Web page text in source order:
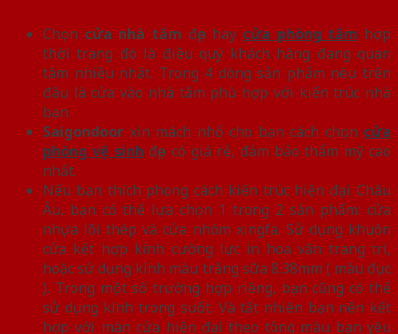
Chọn cửa nhà tắm đẹp hay cửa phòng tắm hợp
thời trang đó là điều quý khách hàng đang quan
tâm nhiều nhất. Trong 4 dòng sản phẩm nêu trên
đâu là cửa vào nhà tắm phù hợp với kiến trúc nhà
bạn.
Saigondoor xin mách nhỏ cho bạn cách chọn cửa
phòng vệ sinh đẹp có giá rẻ, đảm bảo thẩm mỹ cao
nhất.
Nếu bạn thích phong cách kiến trúc hiện đại Châu
Âu, bạn có thể lựa chọn 1 trong 2 sản phẩm: cửa
nhựa lõi thép và cửa nhôm xingfa. Sử dụng khuôn
cửa kết hợp kính cường lực in hoa văn trang trí,
hoặc sử dụng kính màu trắng sữa 8.38mm ( màu đục
). Trong một số trường hợp riêng, bạn cũng có thể
sử dụng kính trong suốt. Và tất nhiên bạn nên kết
hợp với màn cửa hiện đại theo tông màu bạn yêu